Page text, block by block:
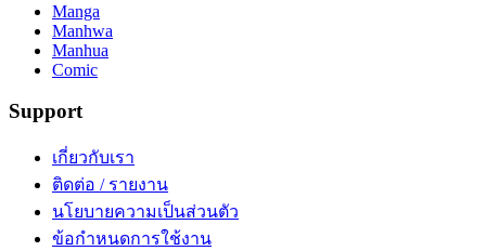
Manga
Manhwa
Manhua
Comic
Support
เกี่ยวกับเรา
ติดต่อ / รายงาน
นโยบายความเป็นส่วนตัว
ข้อกำหนดการใช้งาน